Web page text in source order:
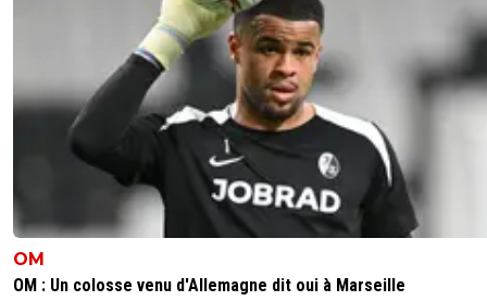
OM
OM : Un colosse venu d'Allemagne dit oui à Marseille